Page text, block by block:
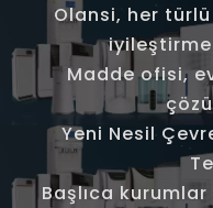
Olansi, her
Madde ofisi,
Yeni Nesil
Başlıca